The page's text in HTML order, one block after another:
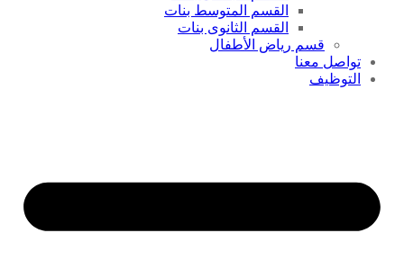
القسم المتوسط بنات
القسم الثانوى بنات
قسم رياض الأطفال
تواصل معنا
التوظيف